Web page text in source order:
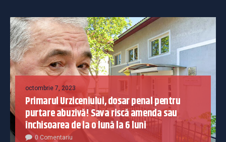
octombrie 7, 2023
Primarul Urziceniului, dosar penal pentru
purtare abuzivă! Sava riscă amenda sau
închisoarea de la o lună la 6 luni
0 Comentariu